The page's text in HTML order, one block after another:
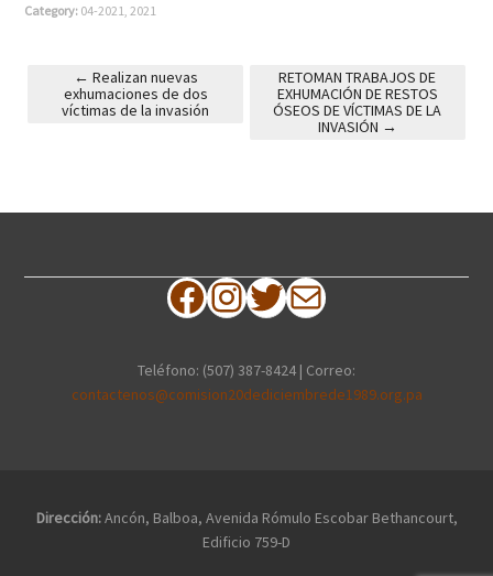
Category: 04-2021 ,2021
Post navigation
← Realizan nuevas
exhumaciones de dos
víctimas de la invasión
RETOMAN TRABAJOS DE
EXHUMACIÓN DE RESTOS
ÓSEOS DE VÍCTIMAS DE LA
INVASIÓN →
Facebook
Instagram
Twitter
Correo electrónico
Teléfono: (507) 387-8424 | Correo:
contactenos@comision20dediciembrede1989.org.pa
Dirección:Ancón, Balboa, Avenida Rómulo Escobar Bethancourt,
Edificio 759-D